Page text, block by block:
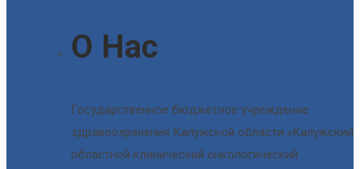
О Нас
Государственное бюджетное учреждение
здравоохранения Калужской области «Калужский
областной клинический онкологический